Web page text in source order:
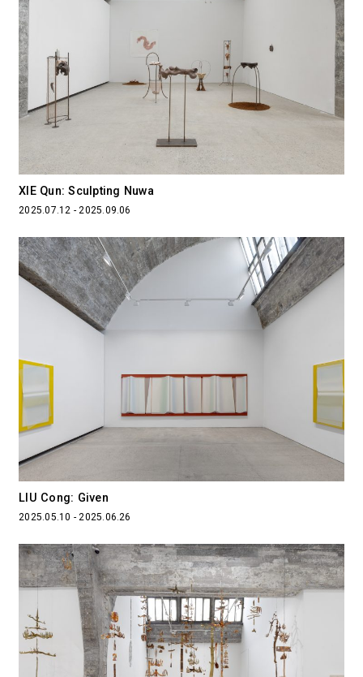
XIE Qun: Sculpting Nuwa
2025.07.12 - 2025.09.06
LIU Cong: Given
2025.05.10 - 2025.06.26